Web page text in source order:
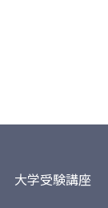
大学受験講座